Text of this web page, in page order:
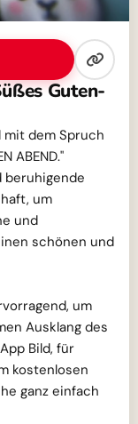
Guten-
dem Spruch
ABEND."
um
und
schönen und
um
Ausklang des
Bild, für
kostenlosen
ganz einfach